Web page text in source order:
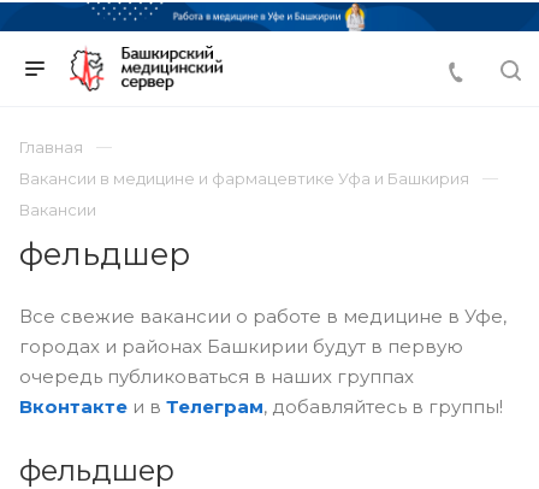
Главная
Вакансии в медицине и фармацевтике Уфа и Башкирия
Вакансии
фельдшер
Все свежие вакансии о работе в медицине в Уфе,
городах и районах Башкирии будут в первую
очередь публиковаться в наших группах
Вконтакте и в Телеграм, добавляйтесь в группы!
фельдшер